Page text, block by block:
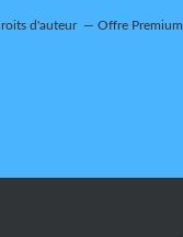
d'auteur Offre Premium